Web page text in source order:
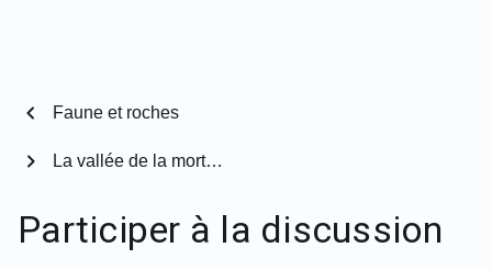
chevron_left Faune et roches
La vallée de la mort…
chevron_right
Participer à la discussion